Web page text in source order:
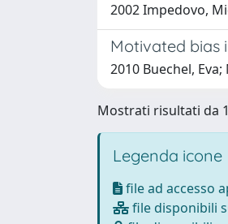
2002 Impedovo,
Motivated bias
2010 Buechel,
Mostrati risultati da
Legenda icone
file ad accesso
file disponibili